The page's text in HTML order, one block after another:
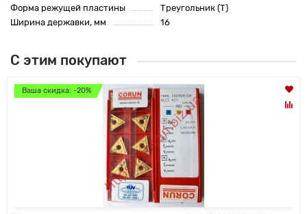
Форма режущей пластины
Треугольник (T)
Ширина державки, мм
16
С этим покупают
Ваша скидка: -20%